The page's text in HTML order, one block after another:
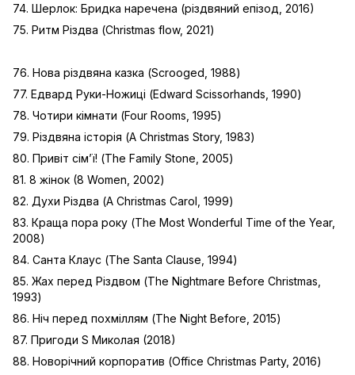
74. Шерлок: Бридка наречена (різдвяний епізод, 2016)
75. Ритм Різдва (Christmas flow, 2021)
76. Нова різдвяна казка (Scrooged, 1988)
77. Едвард Руки-Ножиці (Edward Scissorhands, 1990)
78. Чотири кімнати (Four Rooms, 1995)
79. Різдвяна історія (A Christmas Story, 1983)
80. Привіт сім’ї! (The Family Stone, 2005)
81. 8 жінок (8 Women, 2002)
82. Духи Різдва (A Christmas Carol, 1999)
83. Краща пора року (The Most Wonderful Time of the Year,
2008)
84. Санта Клаус (The Santa Clause, 1994)
85. Жах перед Різдвом (The Nightmare Before Christmas,
1993)
86. Ніч перед похміллям (The Night Before, 2015)
87. Пригоди S Миколая (2018)
88. Новорічний корпоратив (Office Christmas Party, 2016)